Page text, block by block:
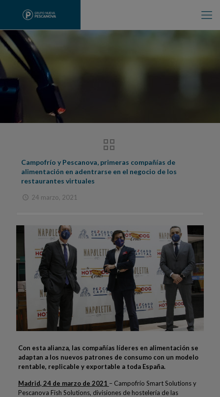
Campofrío y Pescanova, primeras compañías de
alimentación en adentrarse en el negocio de los
restaurantes virtuales
24 marzo, 2021
Con esta alianza, las compañías líderes en alimentación se
adaptan a los nuevos patrones de consumo con un modelo
rentable, replicable y exportable a toda España.
Madrid, 24 de marzo de 2021 – Campofrío Smart Solutions y
Pescanova Fish Solutions, divisiones de hostelería de las